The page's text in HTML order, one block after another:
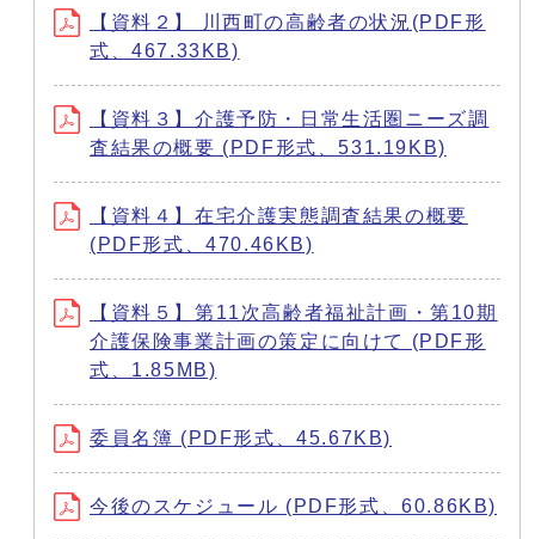
【資料２】 川西町の高齢者の状況(PDF形
式、467.33KB)
【資料３】介護予防・日常生活圏ニーズ調
査結果の概要 (PDF形式、531.19KB)
【資料４】在宅介護実態調査結果の概要
(PDF形式、470.46KB)
【資料５】第11次高齢者福祉計画・第10期
介護保険事業計画の策定に向けて (PDF形
式、1.85MB)
委員名簿 (PDF形式、45.67KB)
今後のスケジュール (PDF形式、60.86KB)